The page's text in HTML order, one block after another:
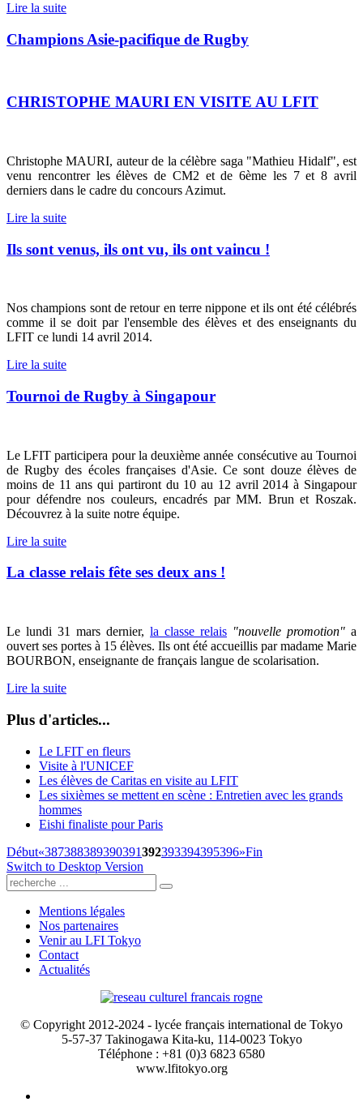
Lire la suite
Champions Asie-pacifique de Rugby
CHRISTOPHE MAURI EN VISITE AU LFIT
Christophe MAURI, auteur de la célèbre saga "Mathieu Hidalf", est
venu rencontrer les élèves de CM2 et de 6ème les 7 et 8 avril
derniers dans le cadre du concours Azimut.
Lire la suite
Ils sont venus, ils ont vu, ils ont vaincu !
Nos champions sont de retour en terre nippone et ils ont été célébrés
comme il se doit par l'ensemble des élèves et des enseignants du
LFIT ce lundi 14 avril 2014.
Lire la suite
Tournoi de Rugby à Singapour
Le LFIT participera pour la deuxième année consécutive au Tournoi
de Rugby des écoles françaises d'Asie. Ce sont douze élèves de
moins de 11 ans qui partiront du 10 au 12 avril 2014 à Singapour
pour défendre nos couleurs, encadrés par MM. Brun et Roszak.
Découvrez à la suite notre équipe.
Lire la suite
La classe relais fête ses deux ans !
Le lundi 31 mars dernier, la classe relais "nouvelle promotion" a
ouvert ses portes à 15 élèves. Ils ont été accueillis par madame Marie
BOURBON, enseignante de français langue de scolarisation.
Lire la suite
Plus d'articles...
Le LFIT en fleurs
Visite à l'UNICEF
Les élèves de Caritas en visite au LFIT
Les sixièmes se mettent en scène : Entretien avec les grands
hommes
Eishi finaliste pour Paris
Début«387388389390391392393394395396»Fin
Switch to Desktop Version
Mentions légales
Nos partenaires
Venir au LFI Tokyo
Contact
Actualités
© Copyright 2012-2024 - lycée français international de Tokyo
5-57-37 Takinogawa Kita-ku, 114-0023 Tokyo
Téléphone : +81 (0)3 6823 6580
www.lfitokyo.org